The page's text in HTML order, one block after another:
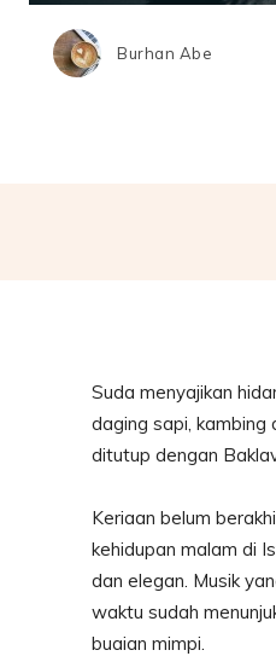
Burhan Abe
Suda menyajikan
daging sapi, kambing
ditutup dengan
Keriaan belum
kehidupan malam di
dan elegan. Musik
waktu sudah
buaian mimpi.